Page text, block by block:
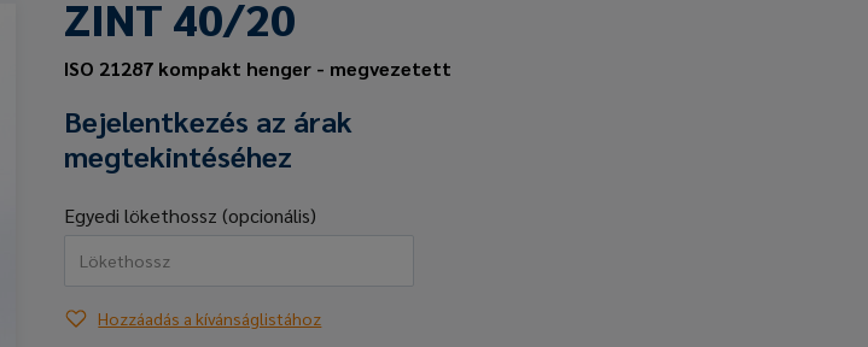
ZINT 40/20
ISO 21287 kompakt henger - megvezetett
Bejelentkezés az árak
megtekintéséhez
Egyedi lökethossz (opcionális)
Hozzáadás a kívánságlistához